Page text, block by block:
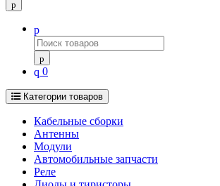
0
Категории товаров
Кабельные сборки
Антенны
Модули
Автомобильные запчасти
Реле